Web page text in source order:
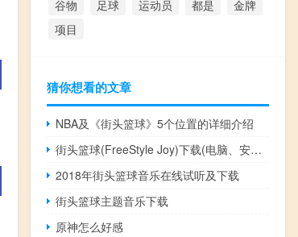
谷物
足球 运动员 都是
金牌
项目
猜你想看的文章
NBA及《街头篮球》5个位置的详细介绍
街头篮球(FreeStyle Joy)下载(电脑、安卓和IOS所有版本)
2018年街头篮球音乐在线试听及下载
街头篮球主题音乐下载
原神怎么好感